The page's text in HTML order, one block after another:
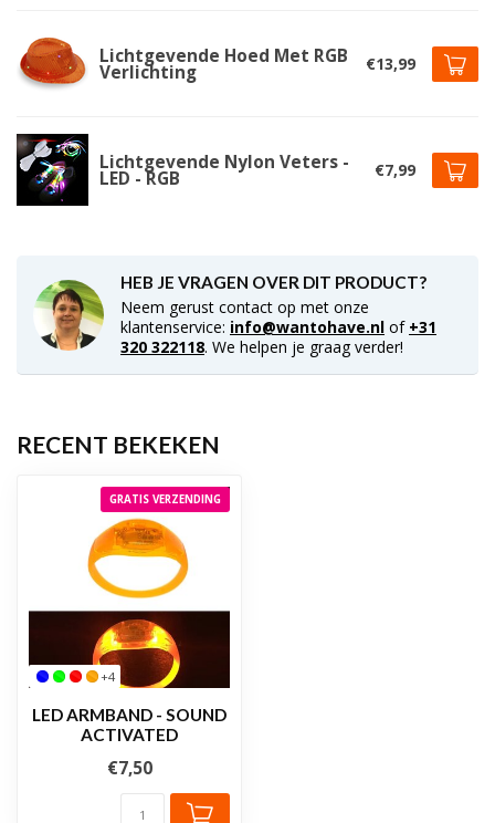
Lichtgevende Hoed Met RGB
Verlichting €13,99
Lichtgevende Nylon Veters -
LED - RGB €7,99
HEB JE VRAGEN OVER DIT PRODUCT?
Neem gerust contact op met onze
klantenservice: info@wantohave.nl of +31
320 322118. We helpen je graag verder!
RECENT BEKEKEN
GRATIS VERZENDING
+4
LED ARMBAND - SOUND
ACTIVATED
€7,50